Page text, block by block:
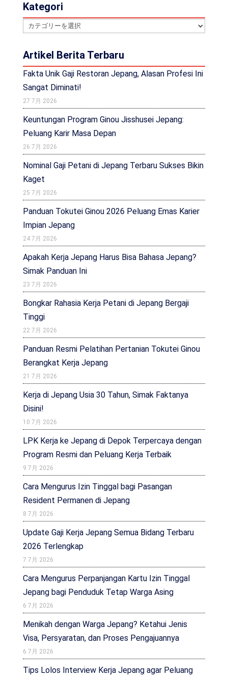
Kategori
Kategori
Artikel Berita Terbaru
Fakta Unik Gaji Restoran Jepang, Alasan Profesi Ini
Sangat Diminati!
27 7月 2026
Keuntungan Program Ginou Jisshusei Jepang:
Peluang Karir Masa Depan
26 7月 2026
Nominal Gaji Petani di Jepang Terbaru Sukses Bikin
Kaget
25 7月 2026
Panduan Tokutei Ginou 2026 Peluang Emas Karier
Impian Jepang
24 7月 2026
Apakah Kerja Jepang Harus Bisa Bahasa Jepang?
Simak Panduan Ini
23 7月 2026
Bongkar Rahasia Kerja Petani di Jepang Bergaji
Tinggi
22 7月 2026
Panduan Resmi Pelatihan Pertanian Tokutei Ginou
Berangkat Kerja Jepang
21 7月 2026
Kerja di Jepang Usia 30 Tahun, Simak Faktanya
Disini!
10 7月 2026
LPK Kerja ke Jepang di Depok Terpercaya dengan
Program Resmi dan Peluang Kerja Terbaik
9 7月 2026
Cara Mengurus Izin Tinggal bagi Pasangan
Resident Permanen di Jepang
8 7月 2026
Update Gaji Kerja Jepang Semua Bidang Terbaru
2026 Terlengkap
7 7月 2026
Cara Mengurus Perpanjangan Kartu Izin Tinggal
Jepang bagi Penduduk Tetap Warga Asing
6 7月 2026
Menikah dengan Warga Jepang? Ketahui Jenis
Visa, Persyaratan, dan Proses Pengajuannya
6 7月 2026
Tips Lolos Interview Kerja Jepang agar Peluang